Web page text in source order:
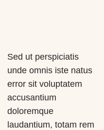
Sed ut perspiciatis
unde omnis iste natus
error sit voluptatem
accusantium
doloremque
laudantium, totam rem